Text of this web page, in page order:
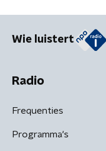
Wie luistert
Radio
Frequenties
Programma's